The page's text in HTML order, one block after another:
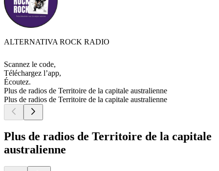
ALTERNATIVA ROCK RADIO
Scannez le code,
Téléchargez l’app,
Écoutez.
Plus de radios de Territoire de la capitale australienne
Plus de radios de Territoire de la capitale australienne
Plus de radios de Territoire de la capitale
australienne